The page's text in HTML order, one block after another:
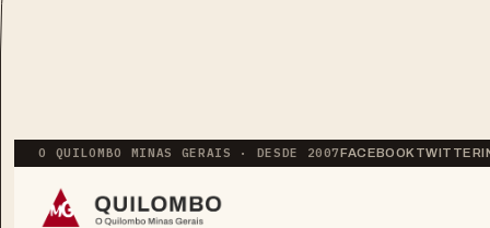
O QUILOMBO MINAS GERAIS · DESDE 2007FACEBOOK TWITTER